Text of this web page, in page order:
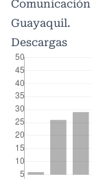
Guayaquil.
Descargas